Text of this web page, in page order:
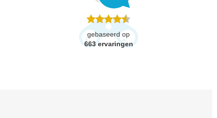
gebaseerd op
663 ervaringen